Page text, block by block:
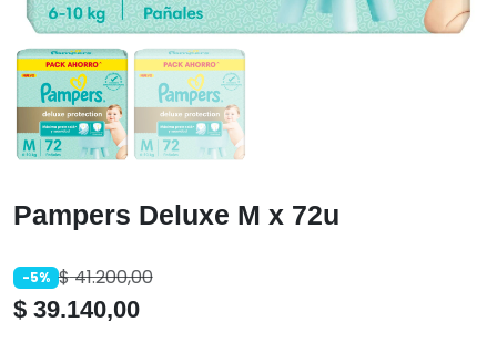
Pampers Deluxe M x 72u
-5% $41.200,00
$ 39.140,00